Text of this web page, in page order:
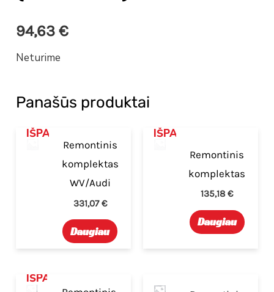
94,63€
Neturime
Panašūs produktai
IŠPARDUOTA
Remontinis
komplektas
WV/Audi
331,07€
Daugiau
IŠPARDUOTA
Remontinis
komplektas
135,18€
Daugiau
IŠPARDUOTA